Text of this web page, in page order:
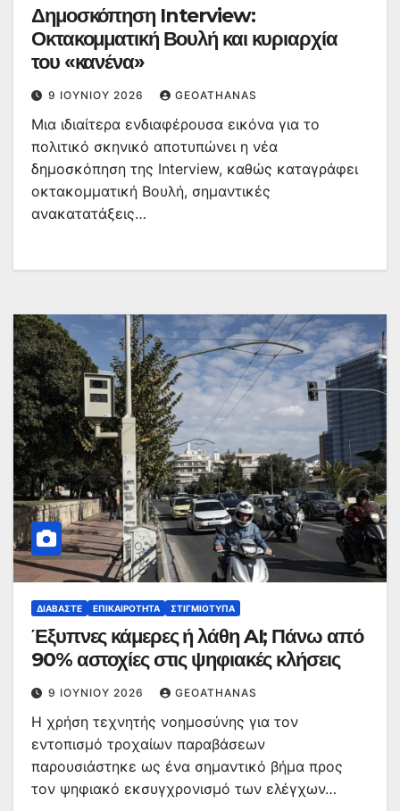
Δημοσκόπηση Interview:
Οκτακομματική Βουλή και κυριαρχία
του «κανένα»
9 ΙΟΥΝΊΟΥ 2026 GEOATHANAS
Μια ιδιαίτερα ενδιαφέρουσα εικόνα για το
πολιτικό σκηνικό αποτυπώνει η νέα
δημοσκόπηση της Interview, καθώς καταγράφει
οκτακομματική Βουλή, σημαντικές
ανακατατάξεις…
ΔΙΑΒΆΣΤΕ ΕΠΙΚΑΙΡΌΤΗΤΑ ΣΤΙΓΜΙΌΤΥΠΑ
Έξυπνες κάμερες ή λάθη AI; Πάνω από
90% αστοχίες στις ψηφιακές κλήσεις
9 ΙΟΥΝΊΟΥ 2026 GEOATHANAS
Η χρήση τεχνητής νοημοσύνης για τον
εντοπισμό τροχαίων παραβάσεων
παρουσιάστηκε ως ένα σημαντικό βήμα προς
τον ψηφιακό εκσυγχρονισμό των ελέγχων…